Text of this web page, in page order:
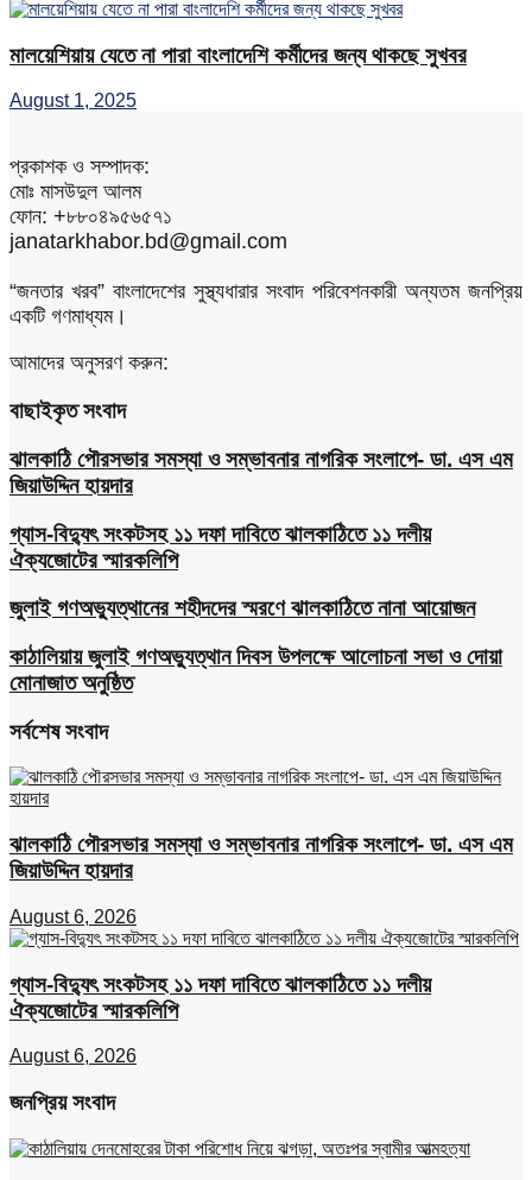
মালয়েশিয়ায় যেতে না পারা বাংলাদেশি কর্মীদের জন্য থাকছে সুখবর
August 1, 2025
প্রকাশক ও সম্পাদক:
মোঃ মাসউদুল আলম
ফোন: +৮৮০৪৯৫৬৫৭১
janatarkhabor.bd@gmail.com
“জনতার খরব” বাংলাদেশের সুস্থ্যধারার সংবাদ পরিবেশনকারী অন্যতম জনপ্রিয়
একটি গণমাধ্যম।
আমাদের অনুসরণ করুন:
বাছাইকৃত সংবাদ
ঝালকাঠি পৌরসভার সমস্যা ও সম্ভাবনার নাগরিক সংলাপে- ডা. এস এম
জিয়াউদ্দিন হায়দার
গ্যাস-বিদ্যুৎ সংকটসহ ১১ দফা দাবিতে ঝালকাঠিতে ১১ দলীয়
ঐক্যজোটের স্মারকলিপি
জুলাই গণঅভ্যুত্থানের শহীদদের স্মরণে ঝালকাঠিতে নানা আয়োজন
কাঠালিয়ায় জুলাই গণঅভ্যুত্থান দিবস উপলক্ষে আলোচনা সভা ও দোয়া
মোনাজাত অনুষ্ঠিত
সর্বশেষ সংবাদ
ঝালকাঠি পৌরসভার সমস্যা ও সম্ভাবনার নাগরিক সংলাপে- ডা. এস এম
জিয়াউদ্দিন হায়দার
August 6, 2026
গ্যাস-বিদ্যুৎ সংকটসহ ১১ দফা দাবিতে ঝালকাঠিতে ১১ দলীয়
ঐক্যজোটের স্মারকলিপি
August 6, 2026
জনপ্রিয় সংবাদ